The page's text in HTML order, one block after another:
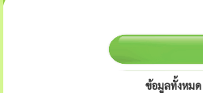
ข้อมูลทั้งหมด